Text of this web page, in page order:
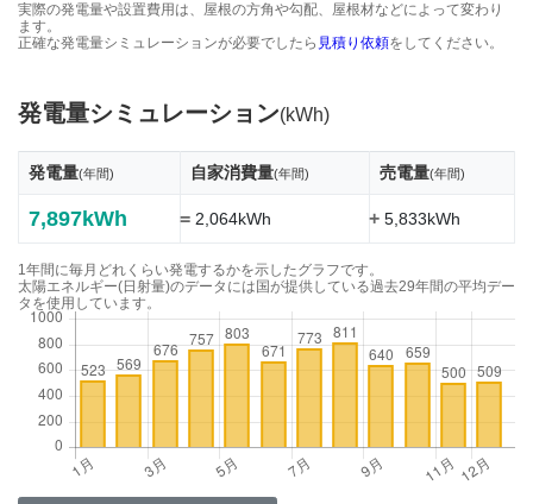
実際の発電量や設置費用は、屋根の方角や勾配、屋根材などによって変わり
ます。
正確な発電量シミュレーションが必要でしたら 見積り依頼をしてください。
発電量シミュレーション(kWh)
発電量(年間) 自家消費量(年間) 売電量(年間)
7,897kWh =2,064kWh +5,833kWh
1年間に毎月どれくらい発電するかを示したグラフです。
太陽エネルギー(日射量)のデータには国が提供している過去29年間の平均デー
タを使用しています。